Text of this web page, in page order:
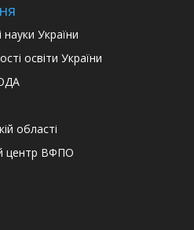
науки України
освіти України
області
центр ВФПО